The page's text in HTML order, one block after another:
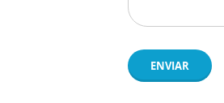
ENVIAR